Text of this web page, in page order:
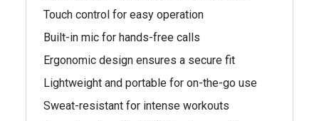
Touch control for easy operation
Built-in mic for hands-free calls
Ergonomic design ensures a secure fit
Lightweight and portable for on-the-go use
Sweat-resistant for intense workouts